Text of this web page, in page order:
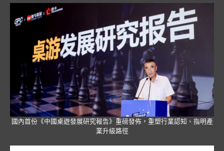
國內首份《中國桌遊發展研究報告》重磅發佈，重塑行業認知、指明產
業升級路徑